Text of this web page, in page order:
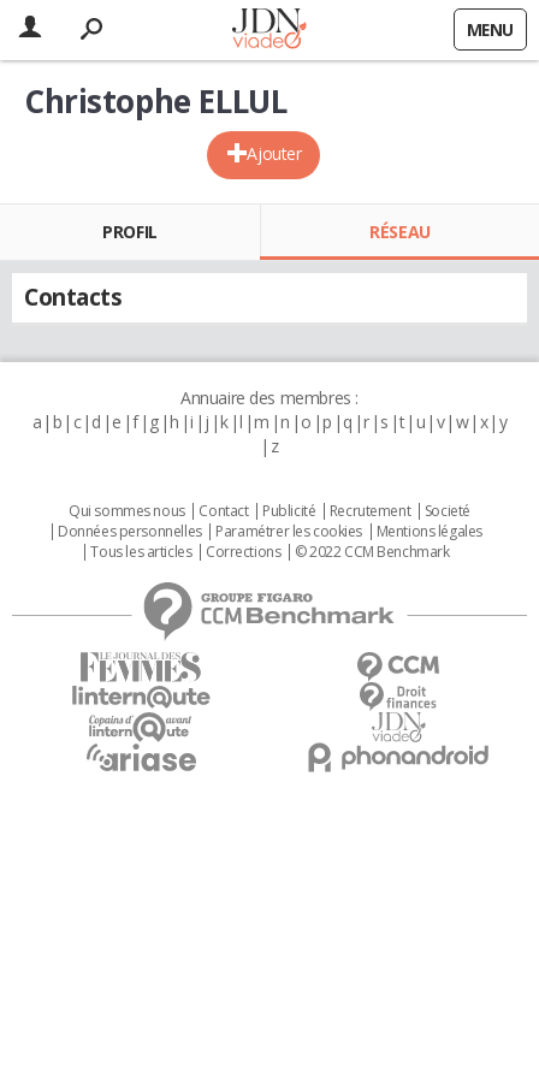
MENU
Ajouter
Christophe ELLUL
PROFIL RÉSEAU
Contacts
Annuaire des membres :
a b c d e f g h i j k l m n o p q r s t u v w x y
z
Qui sommes nous Contact Publicité Recrutement
Societé
Données personnelles
Paramétrer les cookies
Mentions légales
Tous les articles
Corrections © 2022 CCM Benchmark